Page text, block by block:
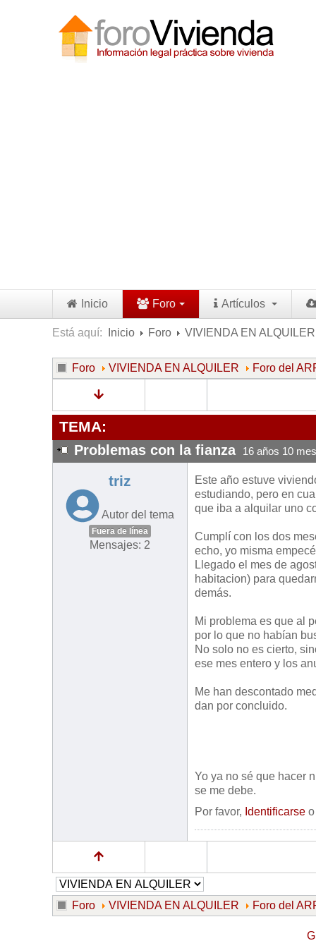
Inicio Foro Artículos
Está aquí: Inicio Foro VIVIENDA EN ALQUILER
Foro VIVIENDA EN ALQUILER Foro del
TEMA:
Problemas con la fianza 16 años 10
triz
Autor del tema
Fuera de línea
Mensajes: 2
Este año estuve
estudiando, pero en
que iba a alquilar uno
Cumplí con los dos
echo, yo misma
Llegado el mes de
habitacion) para
demás.
Mi problema es que al
por lo que no habían
No solo no es cierto,
ese mes entero y los
Me han descontado
dan por concluido.
Yo ya no sé que hacer
se me debe.
Por favor, Identificarse
Foro VIVIENDA EN ALQUILER Foro del